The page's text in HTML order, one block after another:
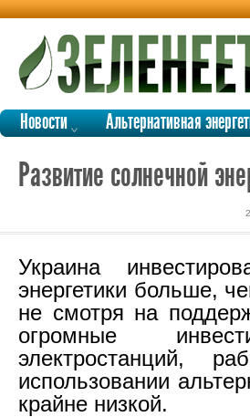
Новости Альтернативная
Развитие солнечной
Украина
энергетики больше,
не смотря на
огромные
электростанций,
использовании
крайне низкой.